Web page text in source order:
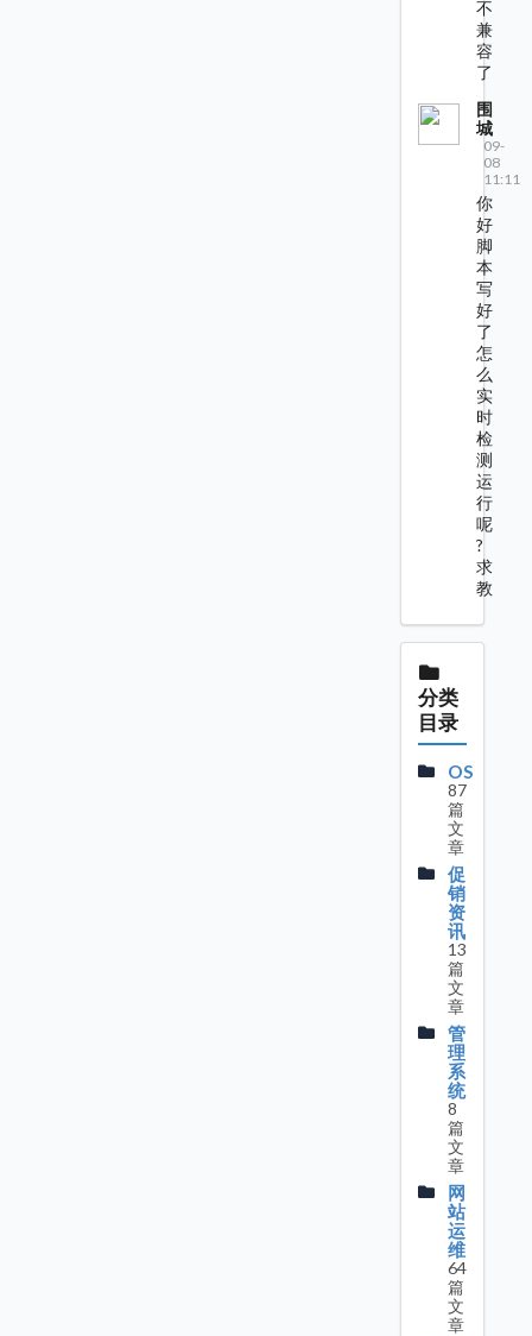
不
兼
容
了
围
城
09-
08
11:11
你
好
脚
本
写
好
了
怎
么
实
时
检
测
运
行
呢
?
求
教
分类
目录
OS
87
篇
文
章
促
销
资
讯
13
篇
文
章
管
理
系
统
8
篇
文
章
网
站
运
维
64
篇
文
章